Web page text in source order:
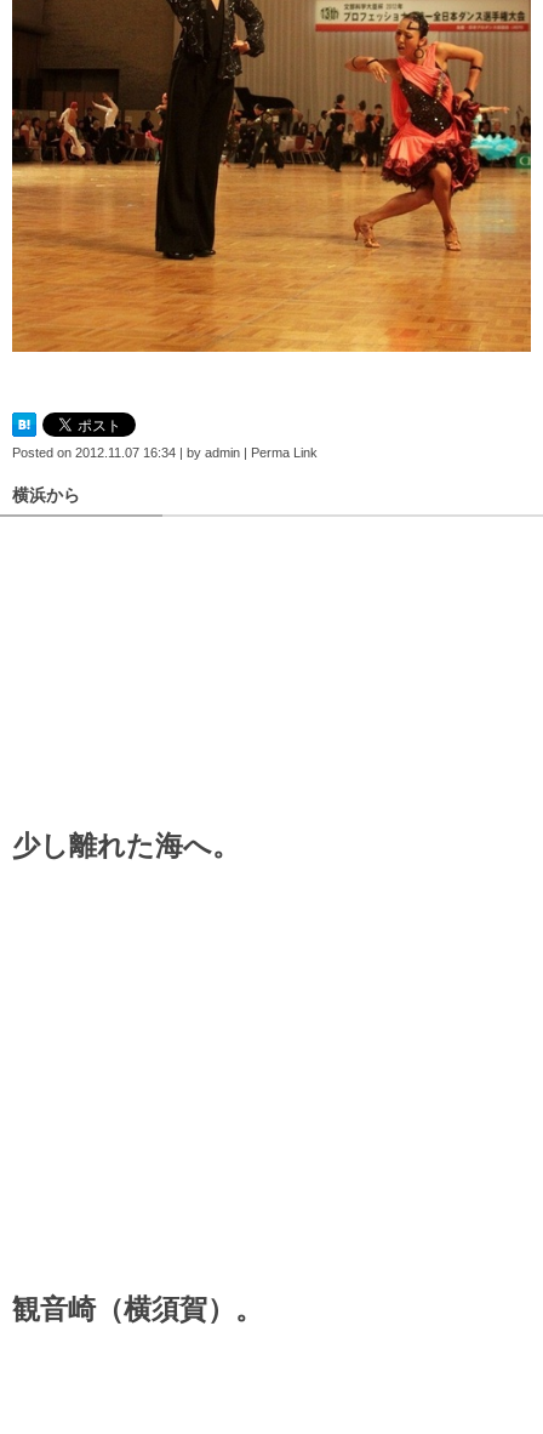
Posted on 2012.11.07 16:34 | by admin | Perma Link
横浜から
少し離れた海へ。
観音崎（横須賀）。